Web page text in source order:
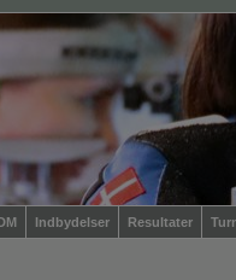
Indbydelser Resultater